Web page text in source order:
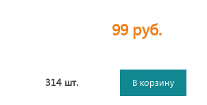
99 руб.
314 шт. В корзину